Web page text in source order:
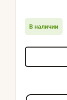
В наличии